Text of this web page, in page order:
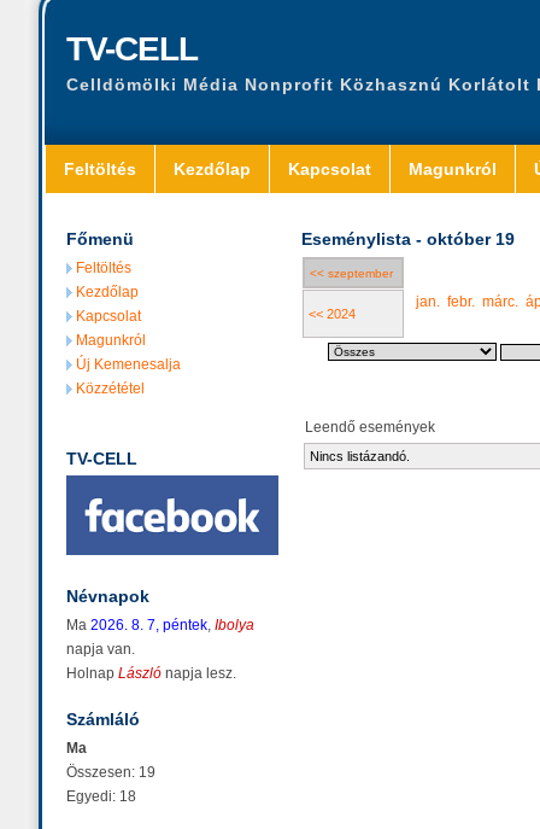
TV-CELL
Celldömölki Média Nonprofit Közhasznú Korlátolt
Feltöltés Kezdőlap Kapcsolat Magunkról
Főmenü
Feltöltés
Kezdőlap
Kapcsolat
Magunkról
Új Kemenesalja
Közzététel
TV-CELL
Névnapok
Ma 2026. 8. 7, péntek, Ibolya
napja van.
Holnap László napja lesz.
Számláló
Ma
Összesen: 19
Egyedi: 18
Eseménylista - október 19
<< szeptember
<< 2024
jan. febr. márc.
Leendő események
Nincs listázandó.